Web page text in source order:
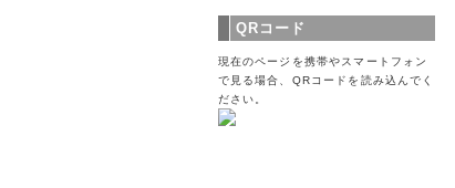
QRコード
現在のページを携帯やスマートフォン
で見る場合、QRコードを読み込んでく
ださい。